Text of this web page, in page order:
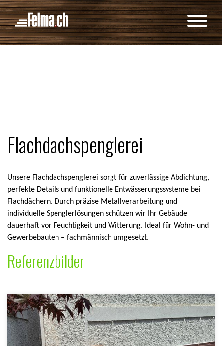
Flachdachspenglerei
Unsere Flachdachspenglerei sorgt für zuverlässige Abdichtung,
perfekte Details und funktionelle Entwässerungssysteme bei
Flachdächern. Durch präzise Metallverarbeitung und
individuelle Spenglerlösungen schützen wir Ihr Gebäude
dauerhaft vor Feuchtigkeit und Witterung. Ideal für Wohn- und
Gewerbebauten – fachmännisch umgesetzt.
Referenzbilder
Cookie-Einstellungen